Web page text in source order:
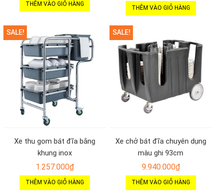
THÊM VÀO GIỎ HÀNG
THÊM VÀO GIỎ HÀNG
SALE!
Xe thu gom bát đĩa bằng
khung inox
1.257.000₫
THÊM VÀO GIỎ HÀNG
SALE!
Xe chở bát đĩa chuyên dụng
màu ghi 93cm
9.940.000₫
THÊM VÀO GIỎ HÀNG